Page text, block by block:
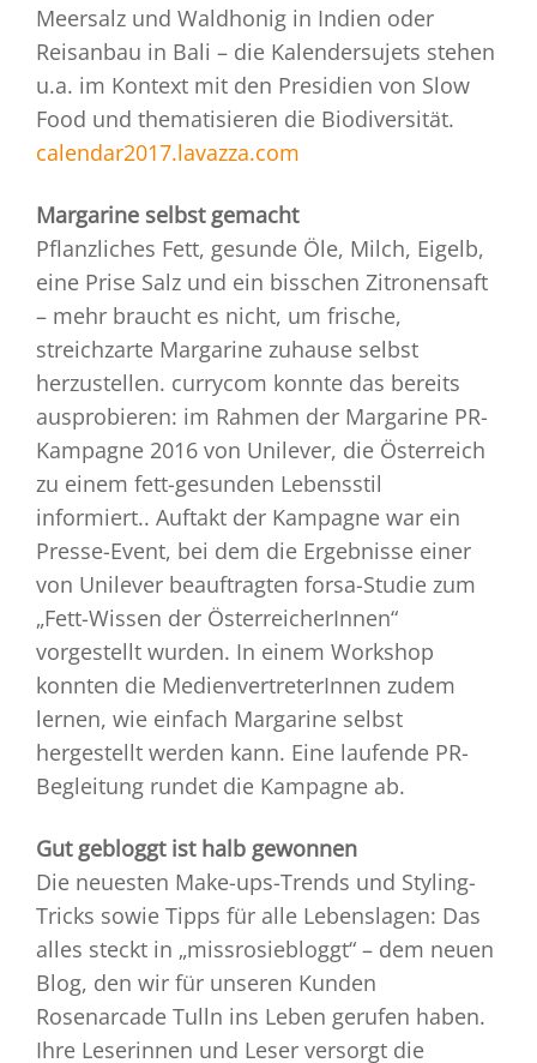
Meersalz und Waldhonig in Indien oder
Reisanbau in Bali – die Kalendersujets stehen
u.a. im Kontext mit den Presidien von Slow
Food und thematisieren die Biodiversität.
calendar2017.lavazza.com
Margarine selbst gemacht
Pflanzliches Fett, gesunde Öle, Milch, Eigelb,
eine Prise Salz und ein bisschen Zitronensaft
– mehr braucht es nicht, um frische,
streichzarte Margarine zuhause selbst
herzustellen. currycom konnte das bereits
ausprobieren: im Rahmen der Margarine PR-
Kampagne 2016 von Unilever, die Österreich
zu einem fett-gesunden Lebensstil
informiert.. Auftakt der Kampagne war ein
Presse-Event, bei dem die Ergebnisse einer
von Unilever beauftragten forsa-Studie zum
„Fett-Wissen der ÖsterreicherInnen“
vorgestellt wurden. In einem Workshop
konnten die MedienvertreterInnen zudem
lernen, wie einfach Margarine selbst
hergestellt werden kann. Eine laufende PR-
Begleitung rundet die Kampagne ab.
Gut gebloggt ist halb gewonnen
Die neuesten Make-ups-Trends und Styling-
Tricks sowie Tipps für alle Lebenslagen: Das
alles steckt in „missrosiebloggt“ – dem neuen
Blog, den wir für unseren Kunden
Rosenarcade Tulln ins Leben gerufen haben.
Ihre Leserinnen und Leser versorgt die